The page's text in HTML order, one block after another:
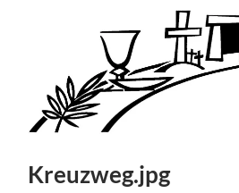
Kreuzweg.jpg